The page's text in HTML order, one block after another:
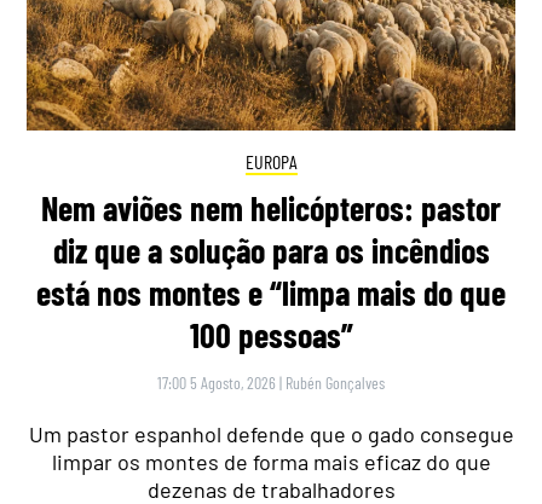
EUROPA
Nem aviões nem helicópteros: pastor
diz que a solução para os incêndios
está nos montes e “limpa mais do que
100 pessoas”
17:00 5 Agosto, 2026 | Rubén Gonçalves
Um pastor espanhol defende que o gado consegue
limpar os montes de forma mais eficaz do que
dezenas de trabalhadores